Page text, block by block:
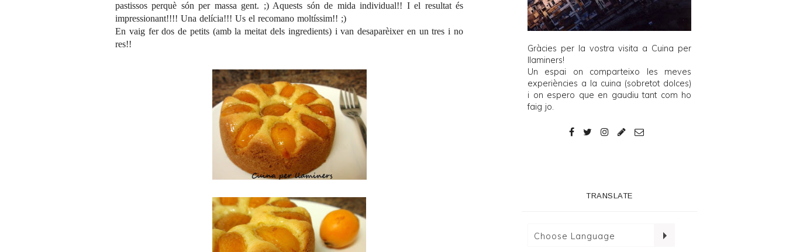
pastissos perquè són per massa gent. ;) Aquests són de mida individual!! I el resultat és
impressionant!!!! Una delícia!!! Us el recomano moltíssim!! ;)
En vaig fer dos de petits (amb la meitat dels ingredients) i van desaparèixer en un tres i no
res!!
Gràcies per la vostra visita a Cuina per
llaminers!
Un espai on comparteixo les meves
experiències a la cuina (sobretot dolces)
i on espero que en gaudiu tant com ho
faig jo.
TRANSLATE